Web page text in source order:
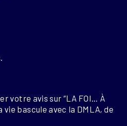
votre avis sur “LA FOI… À
vie bascule avec la DMLA, de